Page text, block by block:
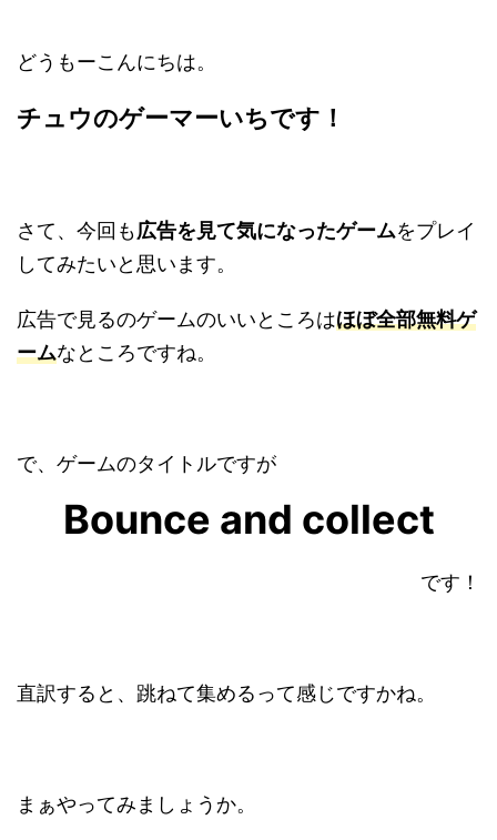
どうもーこんにちは。
チュウのゲーマーいちです！
さて、今回も広告を見て気になったゲームをプレイ
してみたいと思います。
広告で見るのゲームのいいところはほぼ全部無料ゲ
ームなところですね。
で、ゲームのタイトルですが
Bounce and collect
です！
直訳すると、跳ねて集めるって感じですかね。
まぁやってみましょうか。